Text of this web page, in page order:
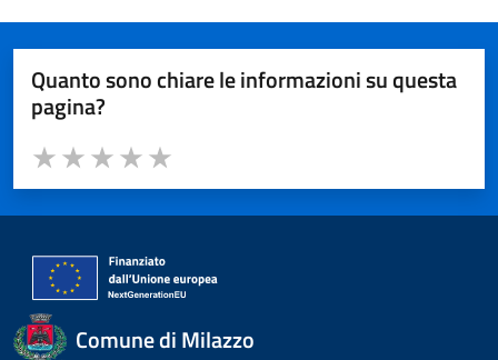
Quanto sono chiare le informazioni su questa
pagina?
Valuta da 1 a 5 stelle la pagina
Valuta 5 stelle su 5
Valuta 4 stelle su 5
Valuta 3 stelle su 5
Valuta 2 stelle su 5
Valuta 1 stelle su 5
Comune di Milazzo